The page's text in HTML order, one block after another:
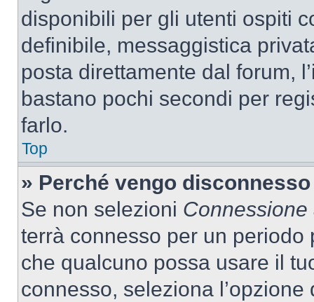
disponibili per gli utenti ospiti
definibile, messaggistica
posta direttamente dal forum,
bastano pochi secondi per
farlo.
Top
» Perché vengo
Se non selezioni
terrà connesso per un
che qualcuno possa usare il
connesso, seleziona